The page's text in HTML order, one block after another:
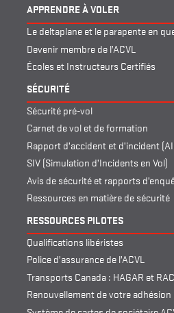
APPRENDRE À VOLER
Le deltaplane et le parapente en
Devenir membre de l’ACVL
Écoles et Instructeurs Certifiés
SÉCURITÉ
Sécurité pré-vol
Carnet de vol et de formation
Rapport d’accident et d’incident
SIV (Simulation d’Incidents en Vol)
Avis de sécurité et rapports
Ressources en matière de sécurité
RESSOURCES PILOTES
Qualifications libéristes
Police d’assurance de l’ACVL
Transports Canada : HAGAR et
Renouvellement de votre adhésion